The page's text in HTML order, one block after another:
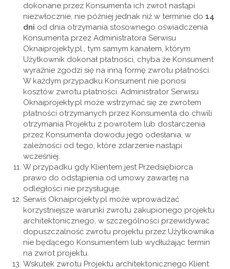
dokonane przez Konsumenta ich zwrot nastąpi
niezwłocznie, nie później jednak niż w terminie do 14
dni od dnia otrzymania stosownego oświadczenia
Konsumenta przez Administratora Serwisu
Oknaiprojekty.pl., tym samym kanałem, którym
Użytkownik dokonał płatności, chyba że Konsument
wyraźnie zgodzi się na inną formę zwrotu płatności.
W każdym przypadku Konsument nie ponosi
kosztów zwrotu płatności. Administrator Serwisu
Oknaiprojekty.pl może wstrzymać się ze zwrotem
płatności otrzymanych przez Konsumenta do chwili
otrzymania Projektu z powrotem lub dostarczenia
przez Konsumenta dowodu jego odesłania, w
zależności od tego, które zdarzenie nastąpi
wcześniej.
W przypadku gdy Klientem jest Przedsiębiorca
prawo do odstąpienia od umowy zawartej na
odległości nie przysługuje.
Serwis Oknaiprojekty.pl może wprowadzać
korzystniejsze warunki zwrotu zakupionego projektu
architektonicznego, w szczególności przewidywać
dopuszczalność zwrotu projektu przez Użytkownika
nie będącego Konsumentem lub wydłużając termin
na zwrot projektu.
Wskutek zwrotu Projektu architektonicznego Klient